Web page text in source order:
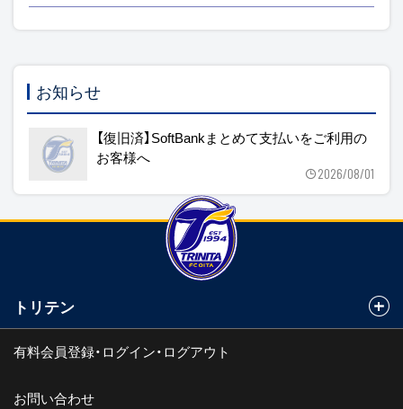
お知らせ
【復旧済】SoftBankまとめて支払いをご利用の
お客様へ
2026/08/01
トリテン
有料会員登録・ログイン・ログアウト
お問い合わせ